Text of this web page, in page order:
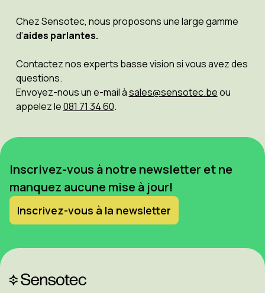
Chez Sensotec, nous proposons une large gamme
d'aides parlantes.
Contactez nos experts basse vision si vous avez des
questions.
Envoyez-nous un e-mail àsales@sensotec.beou
appelez le081 71 34 60.
Inscrivez-vous à notre newsletter et ne
manquez aucune mise à jour!
Inscrivez-vous à la newsletter